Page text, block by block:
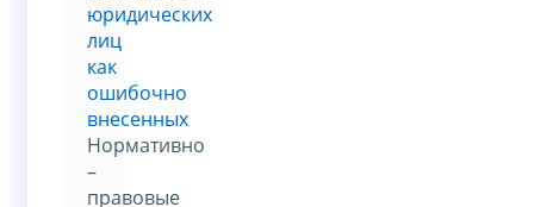
юридических
лиц
как
ошибочно
внесенных
Нормативно
–
правовые